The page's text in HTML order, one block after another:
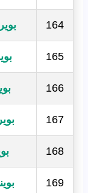
164
165
166
167
168
169